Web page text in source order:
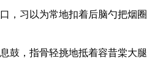
，习以为常地扣着后脑勺把烟圈
鼓，指骨轻挑地抵着容昔棠大腿